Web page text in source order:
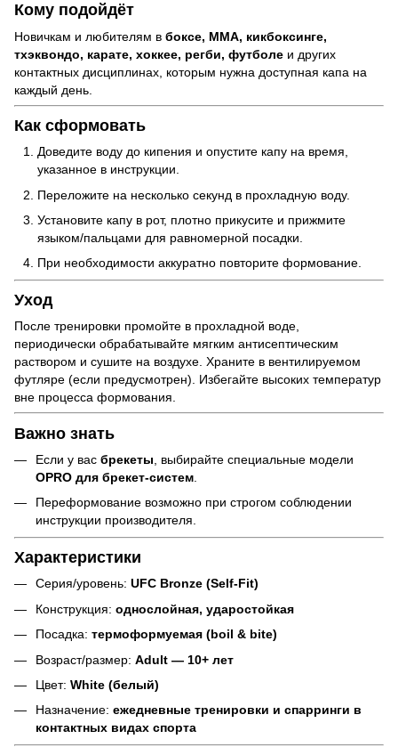
Кому подойдёт
Новичкам и любителям в боксе, ММА, кикбоксинге,
тхэквондо, карате, хоккее, регби, футболе и других
контактных дисциплинах, которым нужна доступная капа на
каждый день.
Как сформовать
Доведите воду до кипения и опустите капу на время,
указанное в инструкции.
Переложите на несколько секунд в прохладную воду.
Установите капу в рот, плотно прикусите и прижмите
языком/пальцами для равномерной посадки.
При необходимости аккуратно повторите формование.
Уход
После тренировки промойте в прохладной воде,
периодически обрабатывайте мягким антисептическим
раствором и сушите на воздухе. Храните в вентилируемом
футляре (если предусмотрен). Избегайте высоких температур
вне процесса формования.
Важно знать
Если у вас брекеты , выбирайте специальные модели
OPRO для брекет-систем
Переформование возможно при строгом соблюдении
инструкции производителя.
Характеристики
Серия/уровень: UFC Bronze (Self-Fit)
Конструкция: однослойная, ударостойкая
Посадка: термоформуемая (boil & bite)
Возраст/размер: Adult — 10+ лет
Цвет: White (белый)
Назначение: ежедневные тренировки и спарринги в
контактных видах спорта